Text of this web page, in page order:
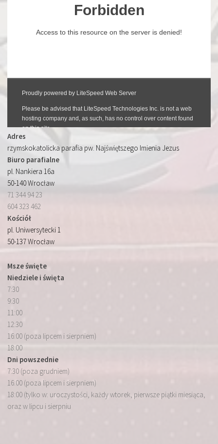
Adres
rzymskokatolicka parafia pw. Najświętszego Imienia Jezus
Biuro parafialne
pl. Nankiera 16a
50-140 Wrocław
71 344 94 23
604 323 462
Kościół
pl. Uniwersytecki 1
50-137 Wrocław
Msze święte
Niedziele i święta
7:30
9:30
11:00
12:30
16:00 (poza lipcem i sierpniem)
18:00
Dni powszednie
7:30 (poza grudniem)
16:00 (poza lipcem i sierpniem)
18:00 (tylko w: uroczystości, każdy wtorek, pierwsze piątki miesiąca,
oraz w lipcu i sierpniu